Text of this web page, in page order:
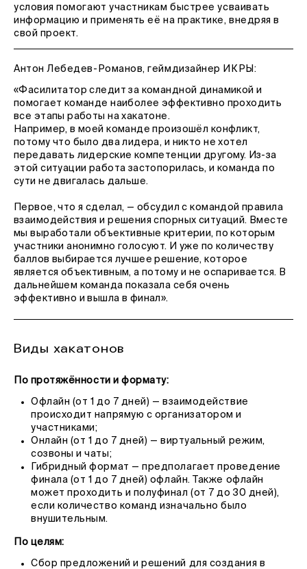
условия помогают участникам быстрее усваивать
информацию и применять её на практике, внедряя в
свой проект.
Антон Лебедев-Романов, геймдизайнер ИКРЫ:
«Фасилитатор следит за командной динамикой и
помогает команде наиболее эффективно проходить
все этапы работы на хакатоне.
Например, в моей команде произошёл конфликт,
потому что было два лидера, и никто не хотел
передавать лидерские компетенции другому. Из-за
этой ситуации работа застопорилась, и команда по
сути не двигалась дальше.
Первое, что я сделал, — обсудил с командой правила
взаимодействия и решения спорных ситуаций. Вместе
мы выработали объективные критерии, по которым
участники анонимно голосуют. И уже по количеству
баллов выбирается лучшее решение, которое
является объективным, а потому и не оспаривается. В
дальнейшем команда показала себя очень
эффективно и вышла в финал».
Виды хакатонов
По протяжённости и формату:
Офлайн (от 1 до 7 дней) — взаимодействие
происходит напрямую с организатором и
участниками;
Онлайн (от 1 до 7 дней) — виртуальный режим,
созвоны и чаты;
Гибридный формат — предполагает проведение
финала (от 1 до 7 дней) офлайн. Также офлайн
может проходить и полуфинал (от 7 до 30 дней),
если количество команд изначально было
внушительным.
По целям:
Сбор предложений и решений для создания в